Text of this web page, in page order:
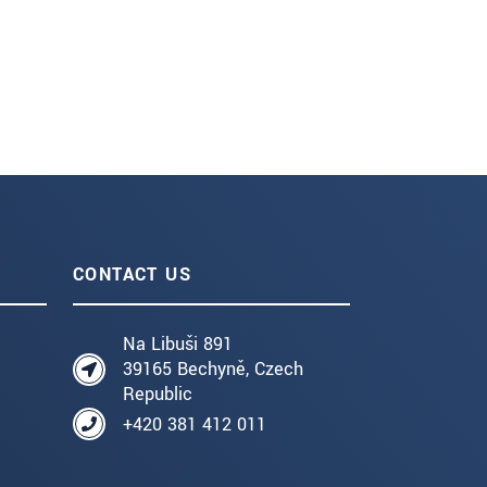
CONTACT US
Na Libuši 891
39165 Bechyně, Czech
Republic
+420 381 412 011